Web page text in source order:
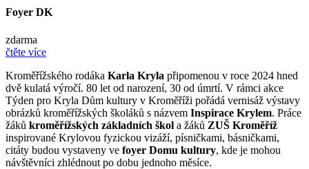
Foyer DK
zdarma
čtěte více
Kroměřížského rodáka Karla Kryla připomenou v roce 2024 hned
dvě kulatá výročí. 80 let od narození, 30 od úmrtí. V rámci akce
Týden pro Kryla Dům kultury v Kroměříži pořádá vernisáž výstavy
obrázků kroměřížských školáků s názvem Inspirace Krylem. Práce
žáků kroměřížských základních škol a žáků ZUŠ Kroměříž
inspirované Krylovou fyzickou vizáží, písničkami, básničkami,
citáty budou vystaveny ve foyer Domu kultury, kde je mohou
návštěvníci zhlédnout po dobu jednoho měsíce.